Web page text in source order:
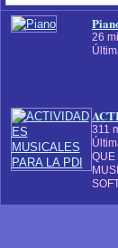
26
311
QUE